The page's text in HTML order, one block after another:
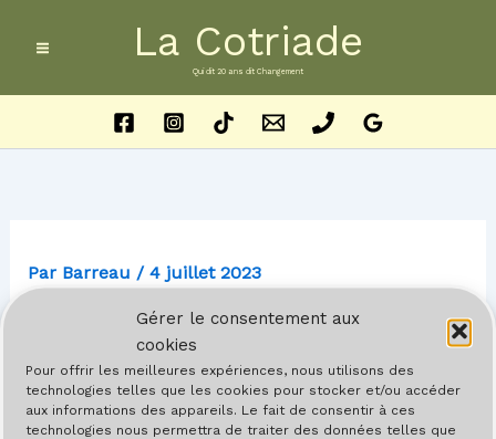
Gérer le consentement aux
cookies
Pour offrir les meilleures expériences, nous utilisons des
technologies telles que les cookies pour stocker et/ou accéder
aux informations des appareils. Le fait de consentir à ces
technologies nous permettra de traiter des données telles que
La Cotriade
Qui dit 20 ans dit Changement
Par Barreau / 4 juillet 2023